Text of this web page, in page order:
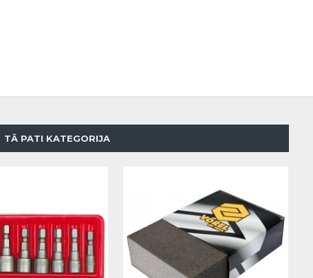
TĀ PATI KATEGORIJA